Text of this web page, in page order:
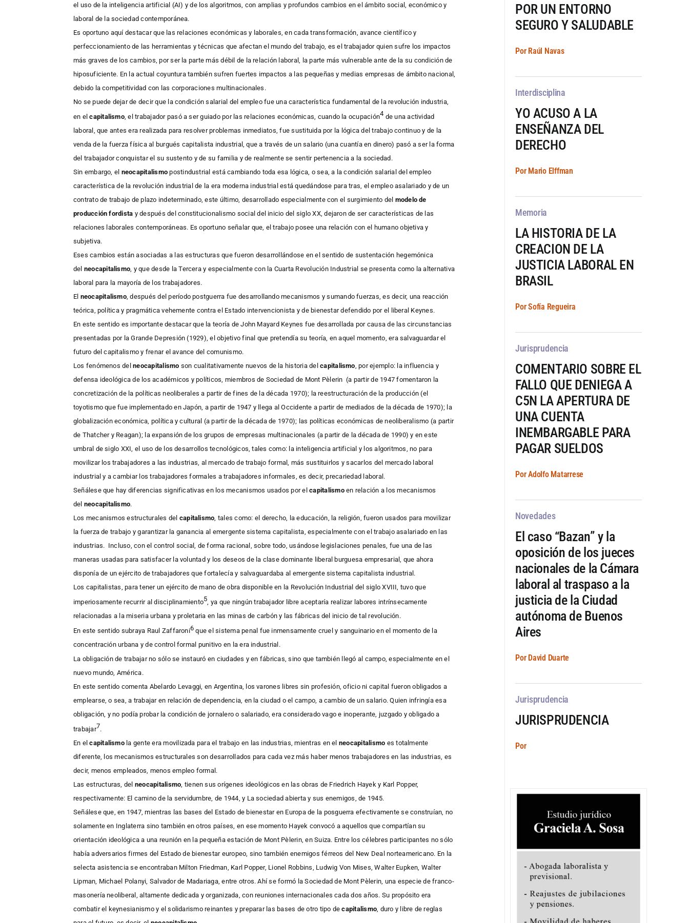
el uso de la inteligencia artificial (AI) y de los algoritmos, con amplias y profundos cambios en el ámbito social, económico y
laboral de la sociedad contemporánea.
Es oportuno aquí destacar que las relaciones económicas y laborales, en cada transformación, avance científico y
perfeccionamiento de las herramientas y técnicas que afectan el mundo del trabajo, es el trabajador quien sufre los impactos
más graves de los cambios, por ser la parte más débil de la relación laboral, la parte más vulnerable ante de la su condición de
hiposuficiente. En la actual coyuntura también sufren fuertes impactos a las pequeñas y medias empresas de ámbito nacional,
debido la competitividad con las corporaciones multinacionales.
No se puede dejar de decir que la condición salarial del empleo fue una característica fundamental de la revolución industria,
en elcapitalismo, el trabajador pasó a ser guiado por las relaciones económicas, cuando la ocupación4 de una actividad
laboral, que antes era realizada para resolver problemas inmediatos, fue sustituida por la lógica del trabajo continuo y de la
venda de la fuerza física al burgués capitalista industrial, que a través de un salario (una cuantía en dinero) pasó a ser la forma
del trabajador conquistar el su sustento y de su familia y de realmente se sentir pertenencia a la sociedad.
Sin embargo, el neocapitalismo postindustrial está cambiando toda esa lógica, o sea, a la condición salarial del empleo
característica de la revolución industrial de la era moderna industrial está quedándose para tras, el empleo asalariado y de un
contrato de trabajo de plazo indeterminado, este último, desarrollado especialmente con el surgimiento del modelo de
producción fordista y después del constitucionalismo social del inicio del siglo XX, dejaron de ser características de las
relaciones laborales contemporáneas. Es oportuno señalar que, el trabajo posee una relación con el humano objetiva y
subjetiva.
Eses cambios están asociadas a las estructuras que fueron desarrollándose en el sentido de sustentación hegemónica
del neocapitalismo , y que desde la Tercera y especialmente con la Cuarta Revolución Industrial se presenta como la alternativa
laboral para la mayoría de los trabajadores.
El neocapitalismo, después del período postguerra fue desarrollando mecanismos y sumando fuerzas, es decir, una reacción
teórica, política y pragmática vehemente contra el Estado intervencionista y de bienestar defendido por el liberal Keynes.
En este sentido es importante destacar que la teoría de John Mayard Keynes fue desarrollada por causa de las circunstancias
presentadas por la Grande Depresión (1929), el objetivo final que pretendía su teoría, en aquel momento, era salvaguardar el
futuro del capitalismo y frenar el avance del comunismo.
Los fenómenos delneocapitalismo son cualitativamente nuevos de la historia delcapitalismo , por ejemplo: la influencia y
defensa ideológica de los académicos y políticos, miembros de Sociedad de Mont Pèlerin (a partir de 1947fomentaron la
concretización de la políticas neoliberales a partir de fines de la década 1970); la reestructuración de la producción (el
toyotismo que fue implementado en Japón, a partir de 1947 y llega al Occidente a partir de mediados de la década de 1970); la
globalización económica, política y cultural (a partir de la década de 1970); las políticas económicas de neoliberalismo (a partir
de Thatcher y Reagan); la expansión de los grupos de empresas multinacionales (a partir de la década de 1990) y en este
umbral de siglo XXI, el uso de los desarrollos tecnológicos, tales como: la inteligencia artificial y los algoritmos, no para
movilizar los trabajadores a las industrias, al mercado de trabajo formal, más sustituirlos y sacarlos del mercado laboral
industrial y a cambiar los trabajadores formales a trabajadores informales, es decir, precariedad laboral.
Señálese que hay diferencias significativas en los mecanismos usados por elcapitalismoen relación a los mecanismos
del neocapitalismo.
Los mecanismos estructurales del capitalismo , tales como: el derecho, la educación, la religión, fueron usados para movilizar
la fuerza de trabajo y garantizar la ganancia al emergente sistema capitalista, especialmente con el trabajo asalariado en las
industrias. Incluso, con el control social, de forma racional, sobre todo, usándose legislaciones penales, fue una de las
maneras usadas para satisfacer la voluntad y los deseos de la clase dominante liberal burguesa empresarial, que ahora
disponía de un ejército de trabajadores que fortalecía y salvaguardaba al emergente sistema capitalista industrial.
Los capitalistas, para tener un ejército de mano de obra disponible en la Revolución Industrial del siglo XVIII, tuvo que
imperiosamente recurrir al disciplinamiento5, ya que ningún trabajador libre aceptaría realizar labores intrínsecamente
relacionadas a la miseria urbana y proletaria en las minas de carbón y las fábricas del inicio de tal revolución.
En este sentido subraya Raul Zaffaroni6 que el sistema penal fue inmensamente cruel y sanguinario en el momento de la
concentración urbana y de control formal punitivo en la era industrial.
La obligación de trabajar no sólo se instauró en ciudades y en fábricas, sino que también llegó al campo, especialmente en el
nuevo mundo, América.
En este sentido comenta Abelardo Levaggi, en Argentina, los varones libres sin profesión, oficio ni capital fueron obligados a
emplearse, o sea, a trabajar en relación de dependencia, en la ciudad o el campo, a cambio de un salario. Quien infringía esa
obligación, y no podía probar la condición de jornalero o salariado, era considerado vago e inoperante, juzgado y obligado a
trabajar7.
En elcapitalismola gente era movilizada para el trabajo en las industrias, mientras en el neocapitalismo es totalmente
diferente, los mecanismos estructurales son desarrollados para cada vez más haber menos trabajadores en las industrias, es
decir, menos empleados, menos empleo formal.
Las estructuras, del neocapitalismo tienen sus orígenes ideológicos en las obras de Friedrich Hayek y Karl Popper,
respectivamente: El camino de la servidumbre, de 1944, y La sociedad abierta y sus enemigos, de 1945.
Señálese que, en 1947, mientras las bases del Estado de bienestar en Europa de la posguerra efectivamente se construían, no
solamente en Inglaterra sino también en otros países, en ese momento Hayek convocó a aquellos que compartían su
orientación ideológica a una reunión en la pequeña estación de Mont Pèlerin, en Suiza. Entre los célebres participantes no sólo
había adversarios firmes del Estado de bienestar europeo, sino también enemigos férreos del New Deal norteamericano. En la
selecta asistencia se encontraban Milton Friedman, Karl Popper, Lionel Robbins, Ludwig Von Mises, Walter Eupken, Walter
Lipman, Michael Polanyi, Salvador de Madariaga, entre otros. Ahí se formó la Sociedad de Mont Pèlerin, una especie de franco-
masonería neoliberal, altamente dedicada y organizada, con reuniones internacionales cada dos años. Su propósito era
combatir el keynesianismo y el solidarismo reinantes y preparar las bases de otro tipo decapitalismo , duro y libre de reglas
POR UN ENTORNO
SEGURO Y SALUDABLE
Por Raúl Navas
Interdisciplina
YO ACUSO A LA
ENSEÑANZA DEL
DERECHO
Por Mario Elffman
Memoria
LA HISTORIA DE LA
CREACION DE LA
JUSTICIA LABORAL EN
BRASIL
Por Sofía Regueira
Jurisprudencia
COMENTARIO SOBRE EL
FALLO QUE DENIEGA A
C5N LA APERTURA DE
UNA CUENTA
INEMBARGABLE PARA
PAGAR SUELDOS
Por Adolfo Matarrese
Novedades
El caso “Bazan” y la
oposición de los jueces
nacionales de la Cámara
laboral al traspaso a la
justicia de la Ciudad
autónoma de Buenos
Aires
Por David Duarte
Jurisprudencia
JURISPRUDENCIA
Por